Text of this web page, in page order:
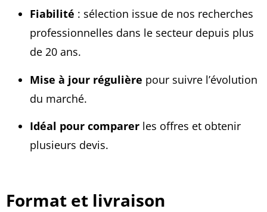
Fiabilité : sélection issue de nos recherches
professionnelles dans le secteur depuis plus
de 20 ans.
Mise à jour régulière pour suivre l’évolution
du marché.
Idéal pour comparer les offres et obtenir
plusieurs devis.
Format et livraison